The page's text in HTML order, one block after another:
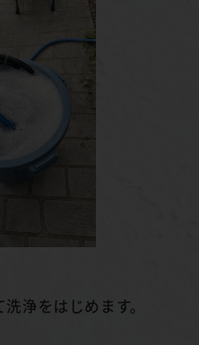
浄をはじめます。